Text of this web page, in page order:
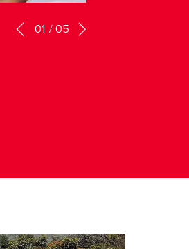
01 / 05